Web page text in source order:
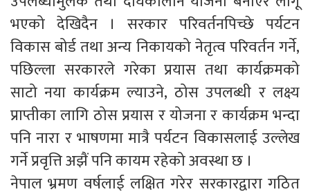
भएको देखिदैन । सरकार परिवर्तनपिच्छे पर्यटन
विकास बोर्ड तथा अन्य निकायको नेतृत्व परिवर्तन गर्ने,
पछिल्ला सरकारले गरेका प्रयास तथा कार्यक्रमको
साटो नया कार्यक्रम ल्याउने, ठोस उपलब्धी र लक्ष्य
प्राप्तीका लागि ठोस प्रयास र योजना र कार्यक्रम भन्दा
पनि नारा र भाषणमा मात्रै पर्यटन विकासलाई उल्लेख
गर्ने प्रवृत्ति अझैं पनि कायम रहेको अवस्था छ ।
नेपाल भ्रमण वर्षलाई लक्षित गरेर सरकारद्वारा गठित